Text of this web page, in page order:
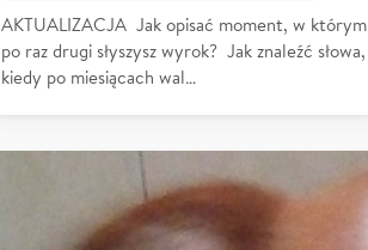
AKTUALIZACJA Jak opisać moment, w którym
po raz drugi słyszysz wyrok? Jak znaleźć słowa,
kiedy po miesiącach wal…